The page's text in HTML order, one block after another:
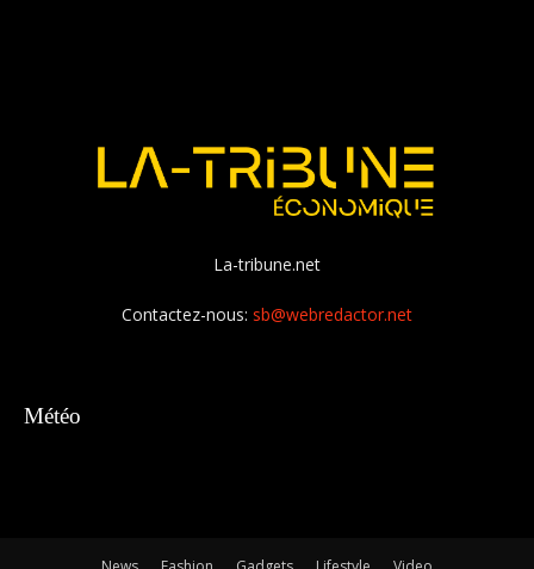
La-tribune.net
Contactez-nous: sb@webredactor.net
Météo